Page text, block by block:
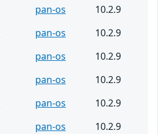
pan-os
10.2.9
pan-os
10.2.9
pan-os
10.2.9
pan-os
10.2.9
pan-os
10.2.9
pan-os
10.2.9